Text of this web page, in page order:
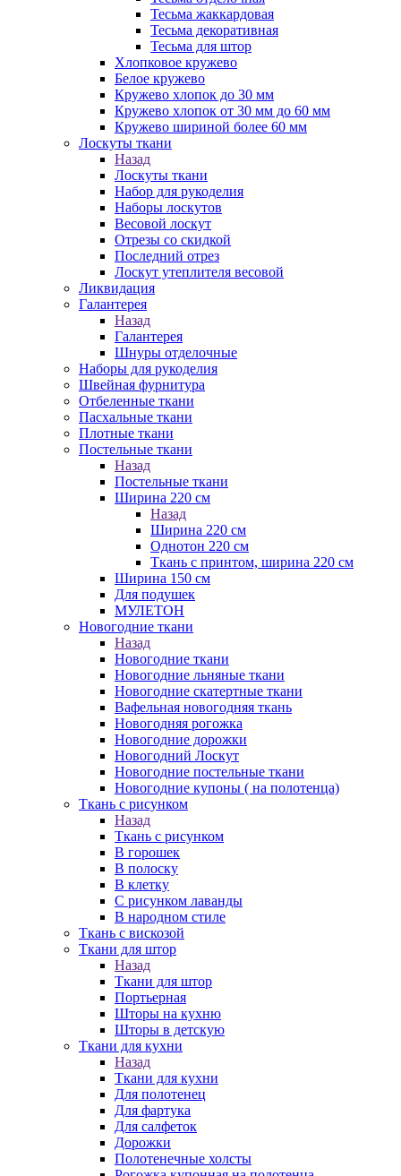
Тесьма жаккардовая
Тесьма декоративная
Тесьма для штор
Хлопковое кружево
Белое кружево
Кружево хлопок до 30 мм
Кружево хлопок от 30 мм до 60 мм
Кружево шириной более 60 мм
Лоскуты ткани
Назад
Лоскуты ткани
Набор для рукоделия
Наборы лоскутов
Весовой лоскут
Отрезы со скидкой
Последний отрез
Лоскут утеплителя весовой
Ликвидация
Галантерея
Назад
Галантерея
Шнуры отделочные
Наборы для рукоделия
Швейная фурнитура
Отбеленные ткани
Пасхальные ткани
Плотные ткани
Постельные ткани
Назад
Постельные ткани
Ширина 220 см
Назад
Ширина 220 см
Однотон 220 см
Ткань с принтом, ширина 220 см
Ширина 150 см
Для подушек
МУЛЕТОН
Новогодние ткани
Назад
Новогодние ткани
Новогодние льняные ткани
Новогодние скатертные ткани
Вафельная новогодняя ткань
Новогодняя рогожка
Новогодние дорожки
Новогодний Лоскут
Новогодние постельные ткани
Новогодние купоны ( на полотенца)
Ткань с рисунком
Назад
Ткань с рисунком
В горошек
В полоску
В клетку
С рисунком лаванды
В народном стиле
Ткань с вискозой
Ткани для штор
Назад
Ткани для штор
Портьерная
Шторы на кухню
Шторы в детскую
Ткани для кухни
Назад
Ткани для кухни
Для полотенец
Для фартука
Для салфеток
Дорожки
Полотенечные холсты